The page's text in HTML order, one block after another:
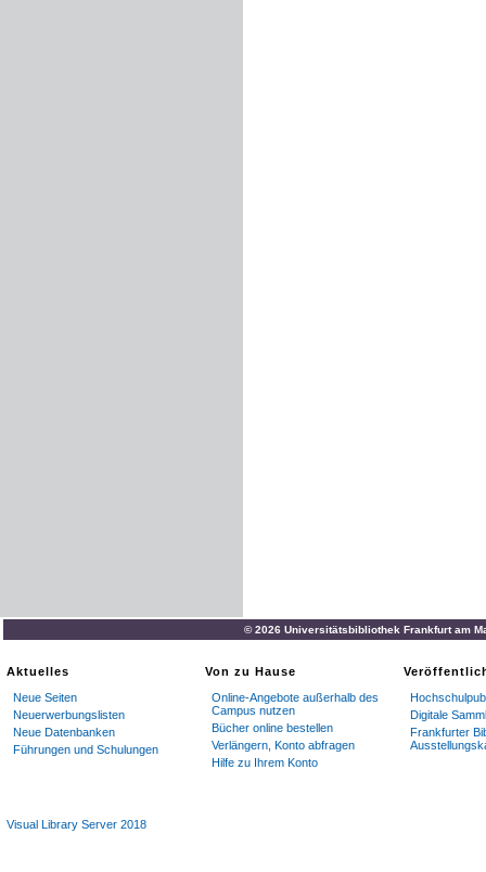
© 2026 Universitätsbibliothek Frankfurt am
Aktuelles
Neue Seiten
Neuerwerbungslisten
Neue Datenbanken
Führungen und Schulungen
Von zu Hause
Online-Angebote außerhalb des
Campus nutzen
Bücher online bestellen
Verlängern, Konto abfragen
Hilfe zu Ihrem Konto
Digitale
Frankfurter
Visual Library Server 2018